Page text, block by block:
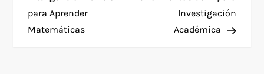
v
para Aprender
Matemáticas
Investigación
Académica